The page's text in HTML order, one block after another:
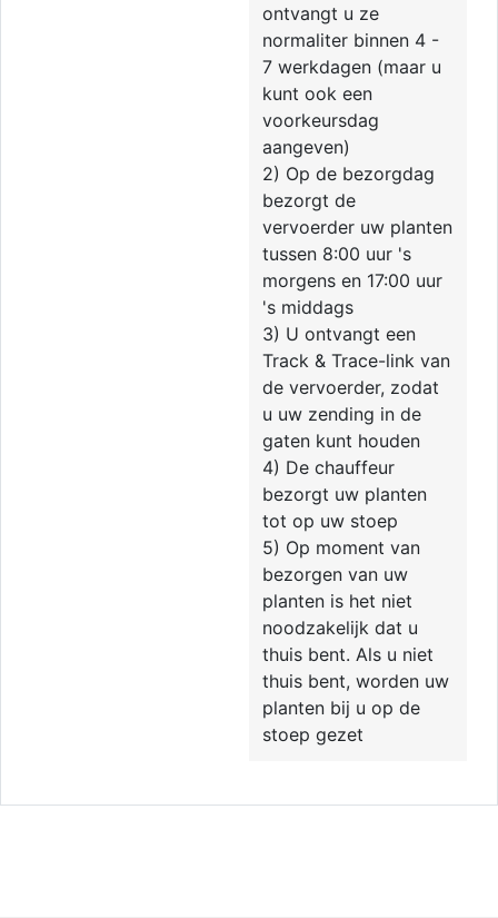
ontvangt u ze
normaliter binnen 4 -
7 werkdagen (maar u
kunt ook een
voorkeursdag
aangeven)
2) Op de bezorgdag
bezorgt de
vervoerder uw planten
tussen 8:00 uur 's
morgens en 17:00 uur
's middags
3) U ontvangt een
Track & Trace-link van
de vervoerder, zodat
u uw zending in de
gaten kunt houden
4) De chauffeur
bezorgt uw planten
tot op uw stoep
5) Op moment van
bezorgen van uw
planten is het niet
noodzakelijk dat u
thuis bent. Als u niet
thuis bent, worden uw
planten bij u op de
stoep gezet